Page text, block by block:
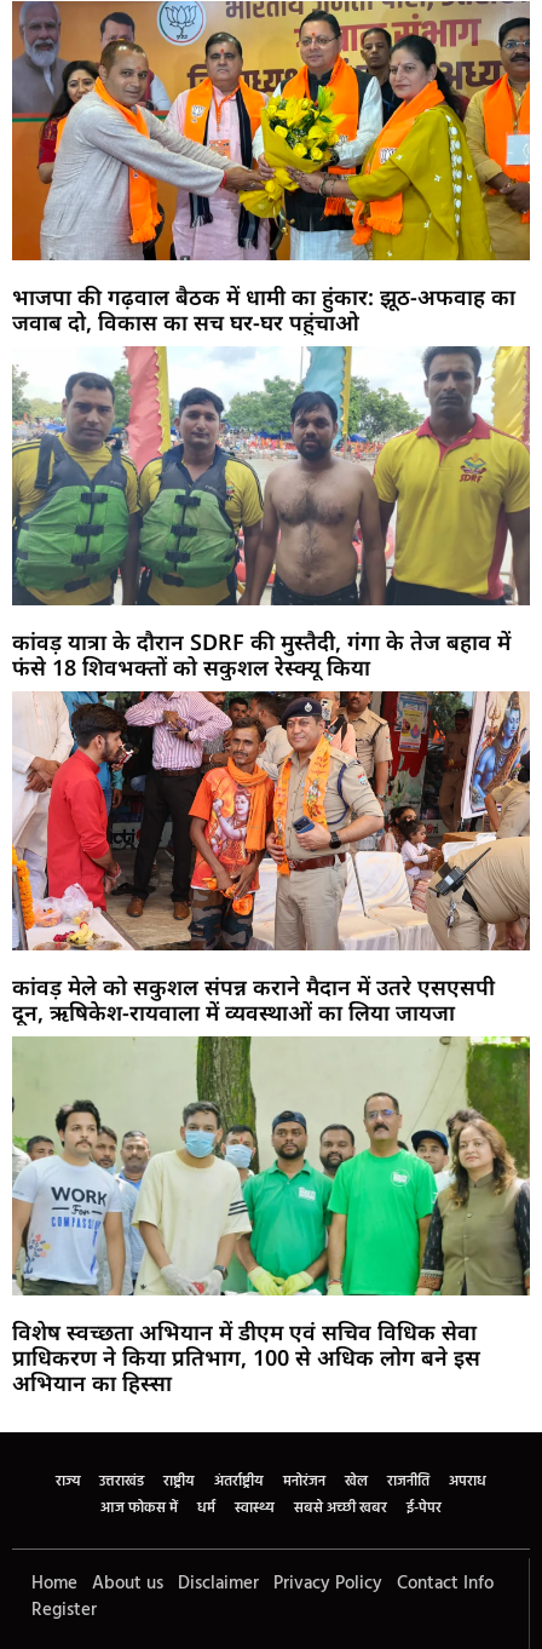
भाजपा की गढ़वाल बैठक में धामी का हुंकार: झूठ-अफवाह का
जवाब दो, विकास का सच घर-घर पहुंचाओ
कांवड़ यात्रा के दौरान SDRF की मुस्तैदी, गंगा के तेज बहाव में
फंसे 18 शिवभक्तों को सकुशल रेस्क्यू किया
कांवड़ मेले को सकुशल संपन्न कराने मैदान में उतरे एसएसपी
दून, ऋषिकेश-रायवाला में व्यवस्थाओं का लिया जायजा
विशेष स्वच्छता अभियान में डीएम एवं सचिव विधिक सेवा
प्राधिकरण ने किया प्रतिभाग, 100 से अधिक लोग बने इस
अभियान का हिस्सा
राज्य उत्तराखंड राष्ट्रीय अंतर्राष्ट्रीय मनोरंजन खेल राजनीति
अपराध
आज फोकस में
धर्म स्वास्थ्य सबसे अच्छी खबर ई-पेपर
Home About us Disclaimer Privacy Policy Contact Info
Register